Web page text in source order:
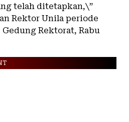
telah ditetapkan,\”
Rektor Unila periode
Gedung Rektorat, Rabu